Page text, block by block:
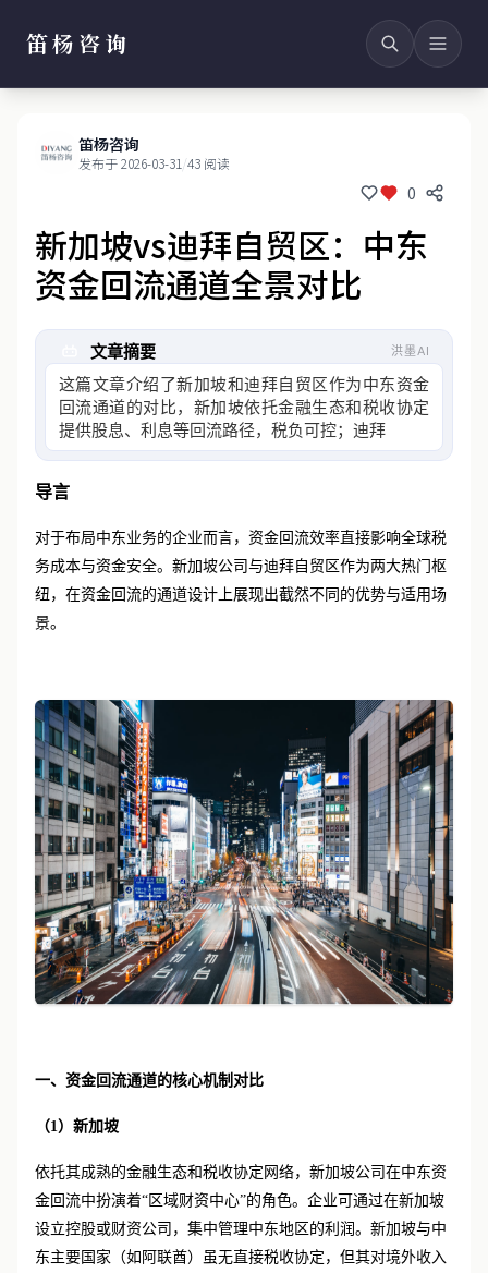
笛杨咨询
笛杨咨询
发布于 2026-03-31/43 阅读
0
新加坡vs迪拜自贸区：中东
资金回流通道全景对比
文章摘要 洪墨AI
这篇文章介绍了新加坡和迪拜自贸区作为中东资金
回流通道的对比，新加坡依托金融生态和税收协定
提供股息、利息等回流路径，税负可控；迪拜自贸
区则以零税率和自由资金
对于布局中东业务的企业而言，资金回流效率直接影响全球税
务成本与资金安全。新加坡公司与迪拜自贸区作为两大热门枢
纽，在资金回流的通道设计上展现出截然不同的优势与适用场
依托其成熟的金融生态和税收协定网络，新加坡公司在中东资
金回流中扮演着“区域财资中心”的角色。企业可通过在新加坡
设立控股或财资公司，集中管理中东地区的利润。新加坡与中